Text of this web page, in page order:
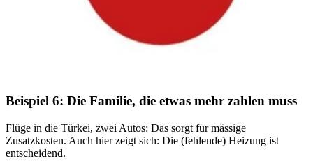
Beispiel 6: Die Familie, die etwas mehr zahlen muss
Flüge in die Türkei, zwei Autos: Das sorgt für mässige
Zusatzkosten. Auch hier zeigt sich: Die (fehlende) Heizung ist
entscheidend.